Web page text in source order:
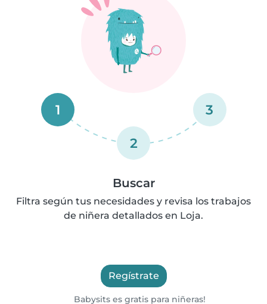
1
2
3
Buscar
Filtra según tus necesidades y revisa los trabajos
de niñera detallados en Loja.
Regístrate
Babysits es gratis para niñeras!